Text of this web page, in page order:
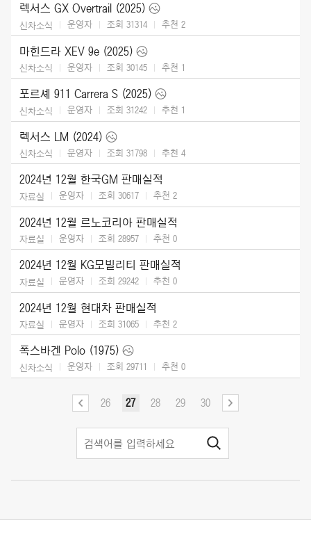
렉서스 GX Overtrail (2025)
신차소식 운영자 조회 31314 추천 2
마힌드라 XEV 9e (2025)
신차소식 운영자 조회 30145 추천 1
포르셰 911 Carrera S (2025)
신차소식 운영자 조회 31242 추천 1
렉서스 LM (2024)
신차소식 운영자 조회 31798 추천 4
2024년 12월 한국GM 판매실적
자료실 운영자 조회 30617 추천 2
2024년 12월 르노코리아 판매실적
자료실 운영자 조회 28957 추천 0
2024년 12월 KG모빌리티 판매실적
자료실 운영자 조회 29242 추천 0
2024년 12월 현대차 판매실적
자료실 운영자 조회 31065 추천 2
폭스바겐 Polo (1975)
신차소식 운영자 조회 29711 추천 0
26 27 28 29 30